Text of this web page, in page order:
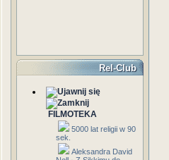
Rel-Club
FILMOTEKA
5000 lat religii w 90
sek.
Aleksandra David